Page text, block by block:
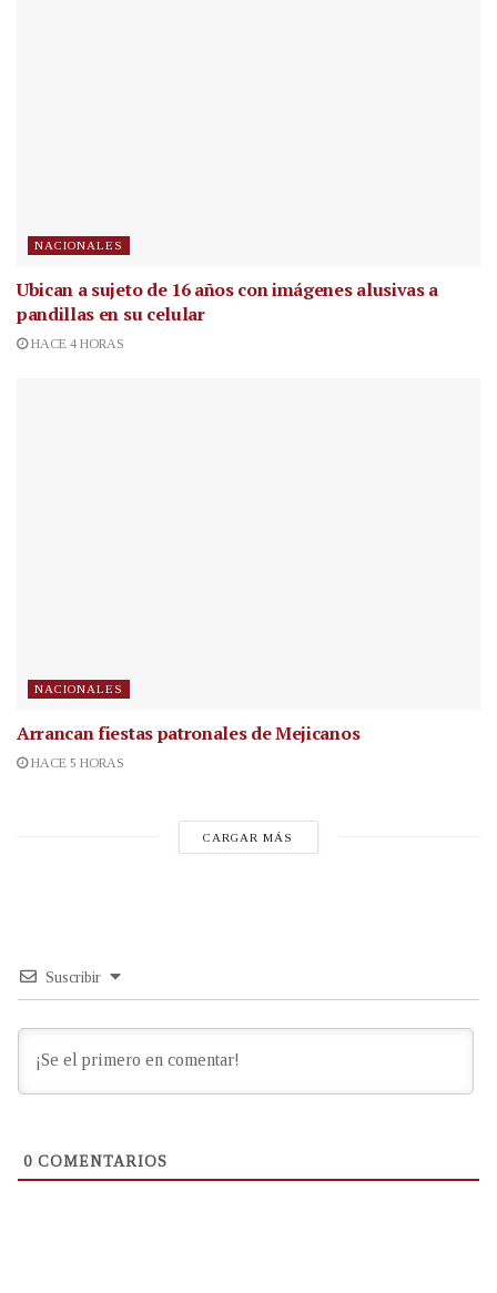
NACIONALES
Ubican a sujeto de 16 años con imágenes alusivas a
pandillas en su celular
HACE 4 HORAS
NACIONALES
Arrancan fiestas patronales de Mejicanos
HACE 5 HORAS
CARGAR MÁS
Suscribir
0 COMENTARIOS